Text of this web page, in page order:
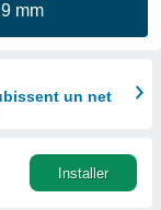
mm
un net
Installer